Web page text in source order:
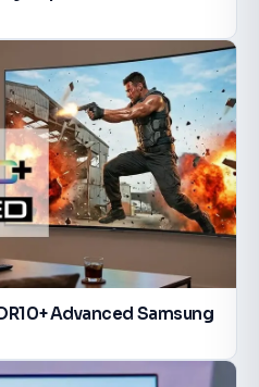
Advanced Samsung